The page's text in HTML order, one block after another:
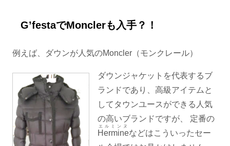
G’festaでMonclerも入手？！
例えば、ダウンが人気のMoncler（モンクレール）
ダウンジャケットを代表するブ
ランドであり、高級アイテムと
してタウンユースができる人気
の高いブランドですが、 定番の
Hermine
エルミンヌ
などはこういったセー